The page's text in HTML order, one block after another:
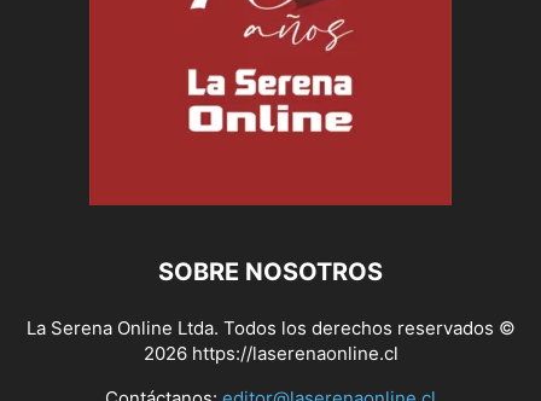
SOBRE NOSOTROS
La Serena Online Ltda. Todos los derechos reservados ©
2026 https://laserenaonline.cl